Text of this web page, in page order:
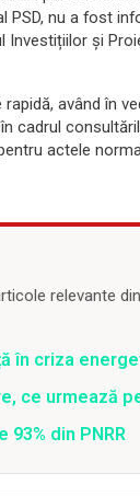
PSD, nu a fost
Investițiilor și
având în
cadrul
actele
relevante
în criza
ce urmează
din PNRR